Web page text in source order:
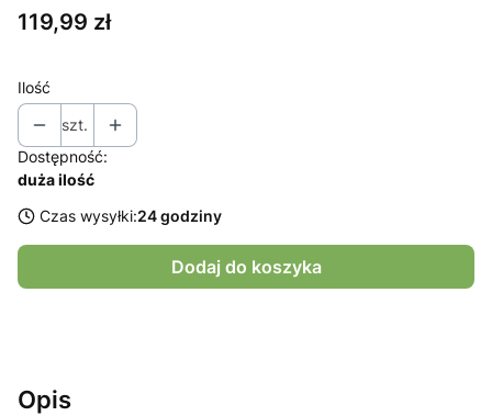
Cena
119,99 zł
Ilość
szt.
Dostępność:
duża ilość
Czas wysyłki:24 godziny
Dodaj do koszyka
Opis